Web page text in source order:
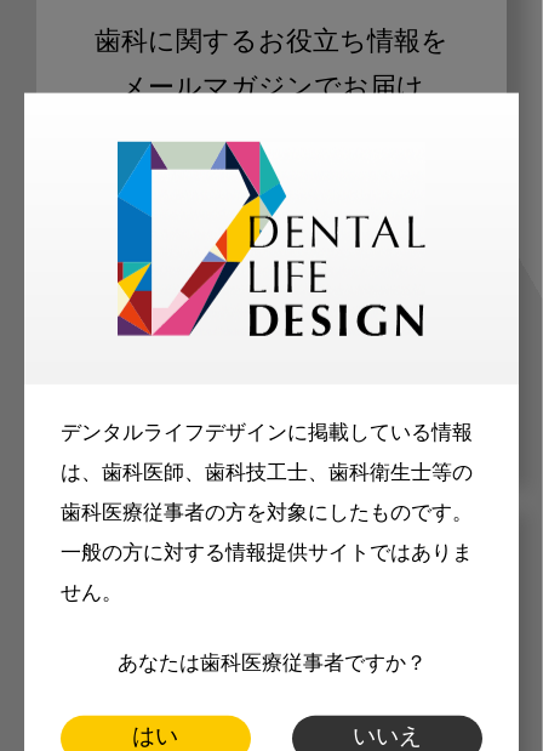
デンタルライフデザインに掲載している情報
は、歯科医師、歯科技工士、歯科衛生士等の
歯科医療従事者の方を対象にしたものです。
一般の方に対する情報提供サイトではありま
せん。
あなたは歯科医療従事者ですか？
はい いいえ
歯科に関するお役立ち情報を
メールマガジンでお届け
ご登録いただいた職種（歯科医師、歯
科衛生士、歯科技工士）に合わせた内
容のメールマガジンをお届けします。
メリット